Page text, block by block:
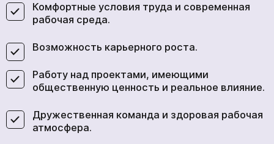
Комфортные условия труда и современная
рабочая среда.
Возможность карьерного роста.
Работу над проектами, имеющими
общественную ценность и реальное влияние.
Дружественная команда и здоровая рабочая
атмосфера.